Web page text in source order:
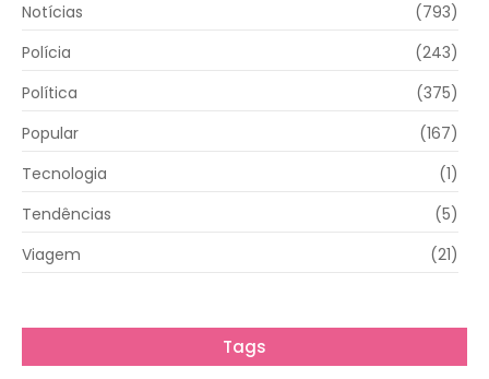
Notícias
(793)
Polícia
(243)
Política
(375)
Popular
(167)
Tecnologia
(1)
Tendências
(5)
Viagem
(21)
Tags